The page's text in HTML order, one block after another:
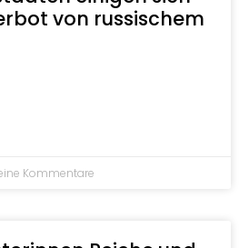
von russischem
Kommentare